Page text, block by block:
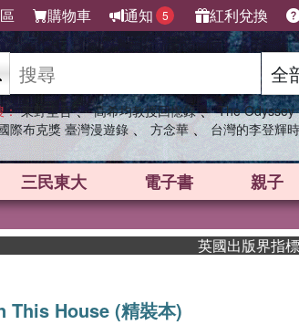
購物車 通知 5 紅利兌換
： 東野圭吾 、 高希均教授回憶錄 、 The Odyssey
際布克獎 臺灣漫遊錄 、 方念華 、 台灣的李登輝
三民東大 電子書 親子
英國出版界指標大
This House (精裝本)